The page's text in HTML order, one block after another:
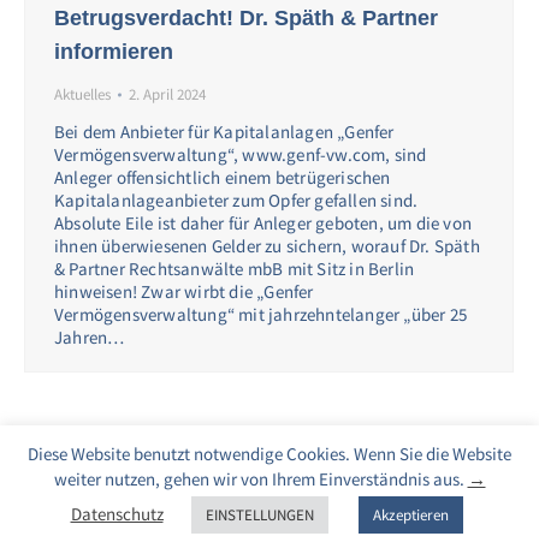
Betrugsverdacht! Dr. Späth & Partner
informieren
Aktuelles 2. April 2024
Bei dem Anbieter für Kapitalanlagen „Genfer
Vermögensverwaltung“, www.genf-vw.com, sind
Anleger offensichtlich einem betrügerischen
Kapitalanlageanbieter zum Opfer gefallen sind.
Absolute Eile ist daher für Anleger geboten, um die von
ihnen überwiesenen Gelder zu sichern, worauf Dr. Späth
& Partner Rechtsanwälte mbB mit Sitz in Berlin
hinweisen! Zwar wirbt die „Genfer
Vermögensverwaltung“ mit jahrzehntelanger „über 25
Jahren…
Diese Website benutzt notwendige Cookies. Wenn Sie die Website
weiter nutzen, gehen wir von Ihrem Einverständnis aus. →
Datenschutz
EINSTELLUNGEN Akzeptieren